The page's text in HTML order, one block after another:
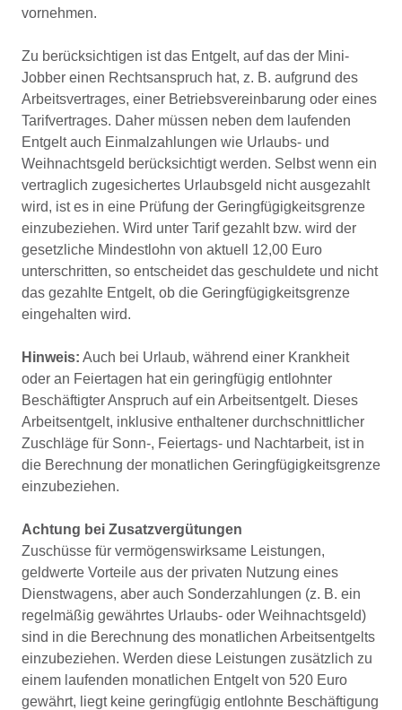
vornehmen.
Zu berücksichtigen ist das Entgelt, auf das der Mini-
Jobber einen Rechtsanspruch hat, z. B. aufgrund des
Arbeitsvertrages, einer Betriebsvereinbarung oder eines
Tarifvertrages. Daher müssen neben dem laufenden
Entgelt auch Einmalzahlungen wie Urlaubs- und
Weihnachtsgeld berücksichtigt werden. Selbst wenn ein
vertraglich zugesichertes Urlaubsgeld nicht ausgezahlt
wird, ist es in eine Prüfung der Geringfügigkeitsgrenze
einzubeziehen. Wird unter Tarif gezahlt bzw. wird der
gesetzliche Mindestlohn von aktuell 12,00 Euro
unterschritten, so entscheidet das geschuldete und nicht
das gezahlte Entgelt, ob die Geringfügigkeitsgrenze
eingehalten wird.
Hinweis: Auch bei Urlaub, während einer Krankheit
oder an Feiertagen hat ein geringfügig entlohnter
Beschäftigter Anspruch auf ein Arbeitsentgelt. Dieses
Arbeitsentgelt, inklusive enthaltener durchschnittlicher
Zuschläge für Sonn-, Feiertags- und Nachtarbeit, ist in
die Berechnung der monatlichen Geringfügigkeitsgrenze
einzubeziehen.
Achtung bei Zusatzvergütungen
Zuschüsse für vermögenswirksame Leistungen,
geldwerte Vorteile aus der privaten Nutzung eines
Dienstwagens, aber auch Sonderzahlungen (z. B. ein
regelmäßig gewährtes Urlaubs- oder Weihnachtsgeld)
sind in die Berechnung des monatlichen Arbeitsentgelts
einzubeziehen. Werden diese Leistungen zusätzlich zu
einem laufenden monatlichen Entgelt von 520 Euro
gewährt, liegt keine geringfügig entlohnte Beschäftigung